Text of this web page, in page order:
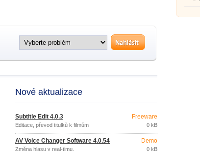
Nové aktualizace
Subtitle Edit 4.0.3
Editace, převod titulků k filmům
Freeware
0 kB
AV Voice Changer Software 4.0.54
Změna hlasu v real-timu.
Demo
0 kB